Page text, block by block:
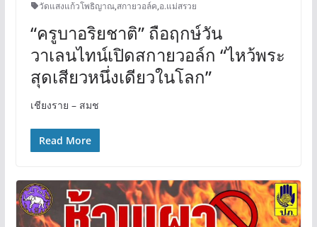
วัดแสงแก้วโพธิญาณ,สกายวอล์ค,อ.แม่สรวย
“ครูบาอริยชาติ” ถือฤกษ์วัน
วาเลนไทน์เปิดสกายวอล์ก “ไหว้พระ
สุดเสียวหนึ่งเดียวในโลก”
เชียงราย – สมช
Read More